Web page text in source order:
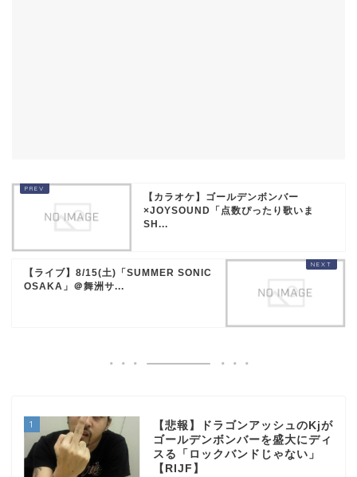
【カラオケ】ゴールデンボンバー
×JOYSOUND「点数ぴったり歌いま
SH...
【ライブ】8/15(土)「SUMMER SONIC
OSAKA」＠舞洲サ...
1
【悲報】ドラゴンアッシュのKjが
ゴールデンボンバーを盛大にディ
スる「ロックバンドじゃない」
【RIJF】